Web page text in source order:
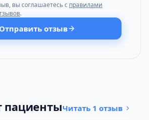
вы соглашаетесь с правилами
.
Отправить отзыв
пациентыЧитать 1 отзыв